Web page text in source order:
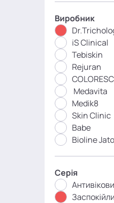
Виробник
iS Clinical
Tebiskin
Rejuran
Medavita
Medik8
Skin Clinic
Babe
Bioline Jato
Серія